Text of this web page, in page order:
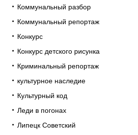
Коммунальный разбор
Коммунальный репортаж
Конкурс
Конкурс детского рисунка
Криминальный репортаж
культурное наследие
Культурный код
Леди в погонах
Липецк Советский